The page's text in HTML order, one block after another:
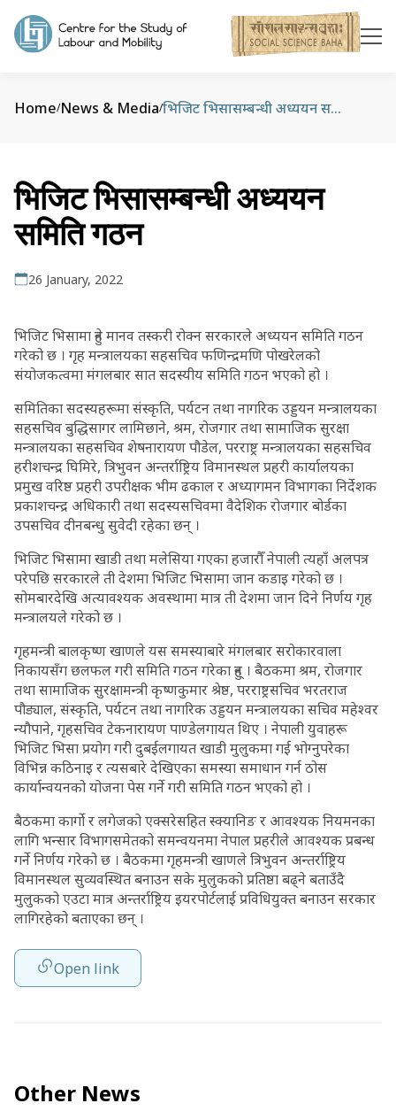
Home/News & Media/ भिजिट भिसासम्बन्धी अध्ययन समिति गठन
भिजिट भिसासम्बन्धी अध्ययन
समिति गठन
26 January, 2022
भिजिट भिसामा हुने मानव तस्करी रोक्न सरकारले अध्ययन समिति गठन
गरेको छ । गृह मन्त्रालयका सहसचिव फणिन्द्रमणि पोखरेलको
संयोजकत्वमा मंगलबार सात सदस्यीय समिति गठन भएको हो ।
समितिका सदस्यहरूमा संस्कृति, पर्यटन तथा नागरिक उड्डयन मन्त्रालयका
सहसचिव बुद्धिसागर लामिछाने, श्रम, रोजगार तथा सामाजिक सुरक्षा
मन्त्रालयका सहसचिव शेषनारायण पौडेल, परराष्ट्र मन्त्रालयका सहसचिव
हरीशचन्द्र घिमिरे, त्रिभुवन अन्तर्राष्ट्रिय विमानस्थल प्रहरी कार्यालयका
प्रमुख वरिष्ठ प्रहरी उपरीक्षक भीम ढकाल र अध्यागमन विभागका निर्देशक
प्रकाशचन्द्र अधिकारी तथा सदस्यसचिवमा वैदेशिक रोजगार बोर्डका
उपसचिव दीनबन्धु सुवेदी रहेका छन् ।
भिजिट भिसामा खाडी तथा मलेसिया गएका हजारौँ नेपाली त्यहाँ अलपत्र
परेपछि सरकारले ती देशमा भिजिट भिसामा जान कडाइ गरेको छ ।
सोमबारदेखि अत्यावश्यक अवस्थामा मात्र ती देशमा जान दिने निर्णय गृह
मन्त्रालयले गरेको छ ।
गृहमन्त्री बालकृष्ण खाणले यस समस्याबारे मंगलबार सरोकारवाला
निकायसँग छलफल गरी समिति गठन गरेका हुन् । बैठकमा श्रम, रोजगार
तथा सामाजिक सुरक्षामन्त्री कृष्णकुमार श्रेष्ठ, परराष्ट्रसचिव भरतराज
पौड्याल, संस्कृति, पर्यटन तथा नागरिक उड्डयन मन्त्रालयका सचिव महेश्वर
न्यौपाने, गृहसचिव टेकनारायण पाण्डेलगायत थिए । नेपाली युवाहरू
भिजिट भिसा प्रयोग गरी दुबईलगायत खाडी मुलुकमा गई भोग्नुपरेका
विभिन्न कठिनाइ र त्यसबारे देखिएका समस्या समाधान गर्न ठोस
कार्यान्वयनको योजना पेस गर्ने गरी समिति गठन भएको हो ।
बैठकमा कार्गो र लगेजको एक्सरेसहित स्क्यानिङ र आवश्यक नियमनका
लागि भन्सार विभागसमेतको समन्वयनमा नेपाल प्रहरीले आवश्यक प्रबन्ध
गर्ने निर्णय गरेको छ । बैठकमा गृहमन्त्री खाणले त्रिभुवन अन्तर्राष्ट्रिय
विमानस्थल सुव्यवस्थित बनाउन सके मुलुकको प्रतिष्ठा बढ्ने बताउँदै
मुलुकको एउटा मात्र अन्तर्राष्ट्रिय इयरपोर्टलाई प्रविधियुक्त बनाउन सरकार
लागिरहेको बताएका छन् ।
Open link
Other News